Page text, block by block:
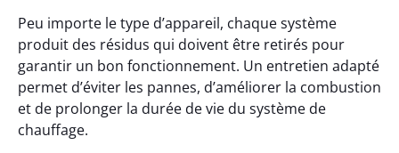
Peu importe le type d’appareil, chaque système
produit des résidus qui doivent être retirés pour
garantir un bon fonctionnement. Un entretien adapté
permet d’éviter les pannes, d’améliorer la combustion
et de prolonger la durée de vie du système de
chauffage.